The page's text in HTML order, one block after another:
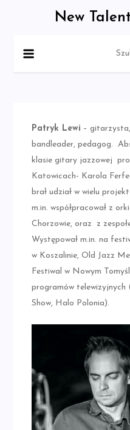
New
Patryk Lewi –
bandleader, pedagog.
klasie gitary jazzowej
Katowicach- Karola
brał udział w wielu
m.in. współpracował z
Chorzowie, oraz z
Występował m.in. na
w Koszalinie, Old Jazz
Festiwal w Nowym
programów telewizyjnych
Show, Halo Polonia).